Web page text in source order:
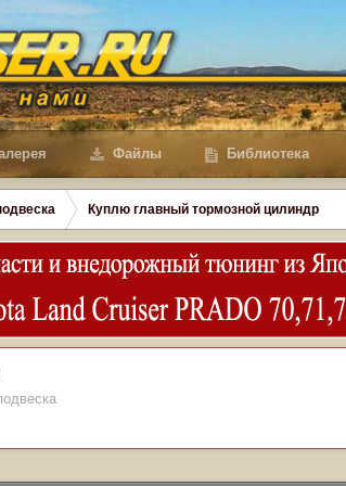
Файлы Библиотека
Куплю главный тормозной цилиндр